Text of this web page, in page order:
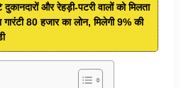
और रेहड़ी-पटरी वालों को मिलता
गारंटी 80 हजार का लोन, मिलेगी 9% की